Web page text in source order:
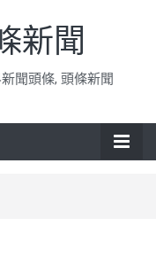
新聞
聞頭條, 頭條新聞